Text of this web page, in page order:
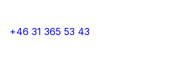
+46 31 365 53 43